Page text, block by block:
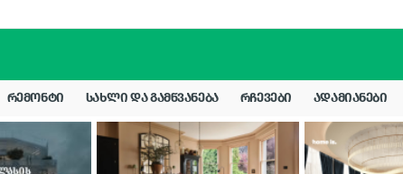
ᲠᲔᲛᲝᲜᲢᲘ ᲡᲐᲮᲚᲘ ᲓᲐ ᲒᲐᲛᲬᲕᲐᲜᲔᲑᲐ ᲠᲩᲔᲕᲔᲑᲘ ᲐᲓᲐᲛᲘᲐᲜᲔᲑᲘ